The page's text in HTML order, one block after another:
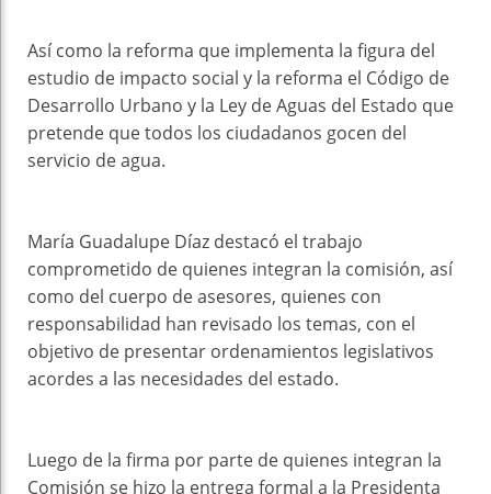
Así como la reforma que implementa la figura del
estudio de impacto social y la reforma el Código de
Desarrollo Urbano y la Ley de Aguas del Estado que
pretende que todos los ciudadanos gocen del
servicio de agua.
María Guadalupe Díaz destacó el trabajo
comprometido de quienes integran la comisión, así
como del cuerpo de asesores, quienes con
responsabilidad han revisado los temas, con el
objetivo de presentar ordenamientos legislativos
acordes a las necesidades del estado.
Luego de la firma por parte de quienes integran la
Comisión se hizo la entrega formal a la Presidenta